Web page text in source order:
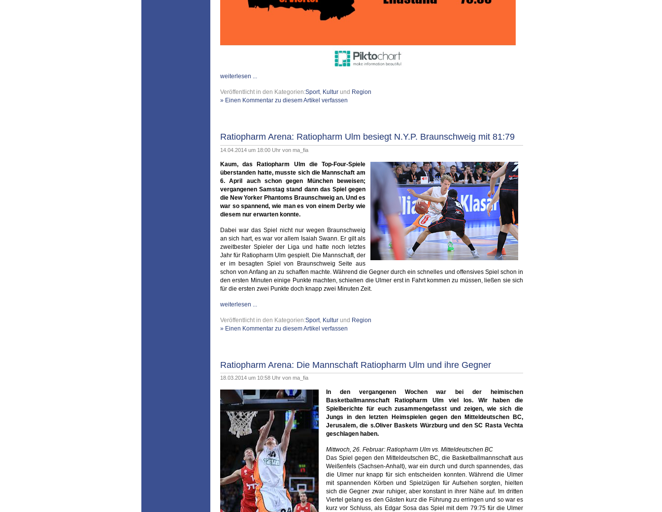
weiterlesen ...
Veröffentlicht in den Kategorien:Sport, Kultur und Region
» Einen Kommentar zu diesem Artikel verfassen
Ratiopharm Arena: Ratiopharm Ulm besiegt N.Y.P. Braunschweig mit 81:79
14.04.2014 um 18:00 Uhr von ma_fia
Kaum, das Ratiopharm Ulm die Top-Four-Spiele
überstanden hatte, musste sich die Mannschaft am
6. April auch schon gegen München beweisen;
vergangenen Samstag stand dann das Spiel gegen
die New Yorker Phantoms Braunschweig an. Und es
war so spannend, wie man es von einem Derby wie
diesem nur erwarten konnte.
Dabei war das Spiel nicht nur wegen Braunschweig
an sich hart, es war vor allem Isaiah Swann. Er gilt als
zweitbester Spieler der Liga und hatte noch letztes
Jahr für Ratiopharm Ulm gespielt. Die Mannschaft, der
er im besagten Spiel von Braunschweig Seite aus
schon von Anfang an zu schaffen machte. Während die Gegner durch ein schnelles und offensives Spiel schon in
den ersten Minuten einige Punkte machten, schienen die Ulmer erst in Fahrt kommen zu müssen, ließen sie sich
für die ersten zwei Punkte doch knapp zwei Minuten Zeit.
weiterlesen ...
Veröffentlicht in den Kategorien:Sport, Kultur und Region
» Einen Kommentar zu diesem Artikel verfassen
Ratiopharm Arena: Die Mannschaft Ratiopharm Ulm und ihre Gegner
18.03.2014 um 10:58 Uhr von ma_fia
In den vergangenen Wochen war bei der heimischen
Basketballmannschaft Ratiopharm Ulm viel los. Wir haben die
Spielberichte für euch zusammengefasst und zeigen, wie sich die
Jungs in den letzten Heimspielen gegen den Mitteldeutschen BC,
Jerusalem, die s.Oliver Baskets Würzburg und den SC Rasta Vechta
geschlagen haben.
Mittwoch, 26. Februar: Ratiopharm Ulm vs. Mitteldeutschen BC
Das Spiel gegen den Mitteldeutschen BC, die Basketballmannschaft aus
Weißenfels (Sachsen-Anhalt), war ein durch und durch spannendes, das
die Ulmer nur knapp für sich entscheiden konnten. Während die Ulmer
mit spannenden Körben und Spielzügen für Aufsehen sorgten, hielten
sich die Gegner zwar ruhiger, aber konstant in ihrer Nähe auf. Im dritten
Viertel gelang es den Gästen kurz die Führung zu erringen und so war es
kurz vor Schluss, als Edgar Sosa das Spiel mit dem 79:75 für die Ulmer